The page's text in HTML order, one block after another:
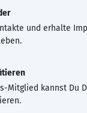
und erhalte
Mitglied kannst Du